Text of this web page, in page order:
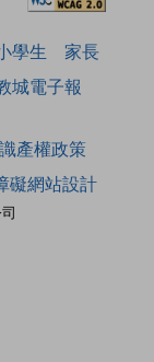
學生
家長
城電子報
產權政策
礙網站設計